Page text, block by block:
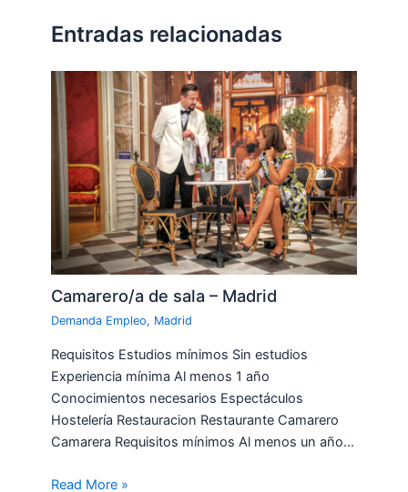
Entradas relacionadas
Camarero/a de sala – Madrid
Demanda Empleo, Madrid
Requisitos Estudios mínimos Sin estudios
Experiencia mínima Al menos 1 año
Conocimientos necesarios Espectáculos
Hostelería Restauracion Restaurante Camarero
Camarera Requisitos mínimos Al menos un año…
Read More »